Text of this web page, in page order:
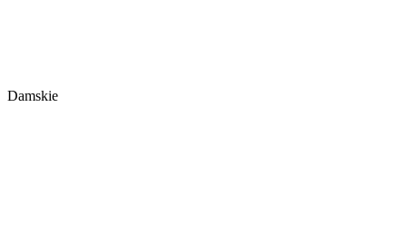
Damskie